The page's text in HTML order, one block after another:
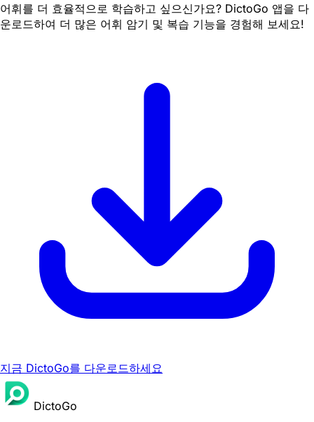
어휘를 더 효율적으로 학습하고 싶으신가요? DictoGo 앱을 다
운로드하여 더 많은 어휘 암기 및 복습 기능을 경험해 보세요!
지금 DictoGo를 다운로드하세요
DictoGo